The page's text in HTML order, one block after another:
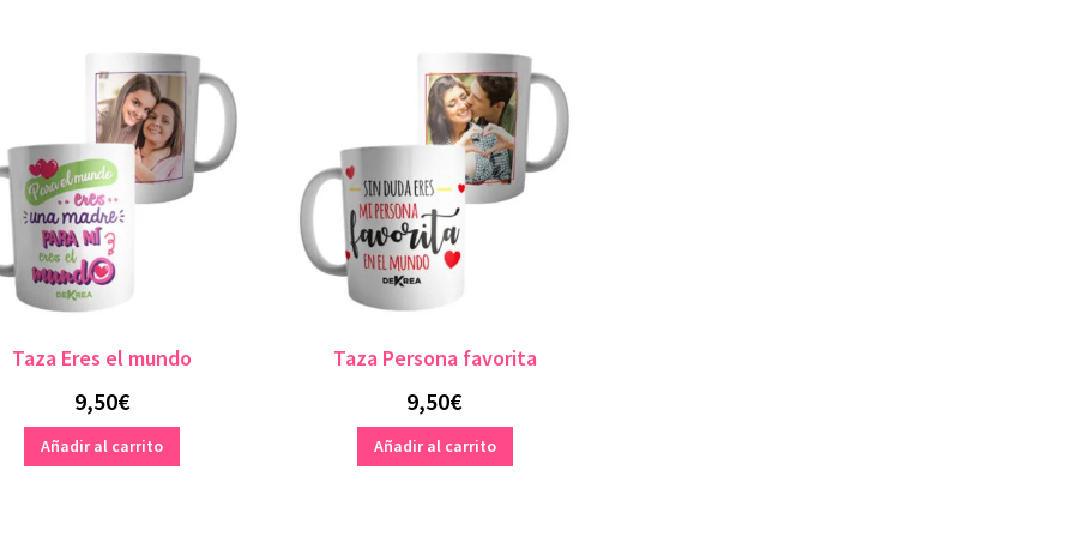
Taza Eres el mundo
9,50€
Añadir al carrito
Taza Persona favorita
9,50€
Añadir al carrito